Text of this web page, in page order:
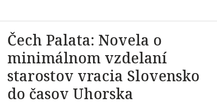
Čech Palata: Novela o
minimálnom vzdelaní
starostov vracia Slovensko
do časov Uhorska